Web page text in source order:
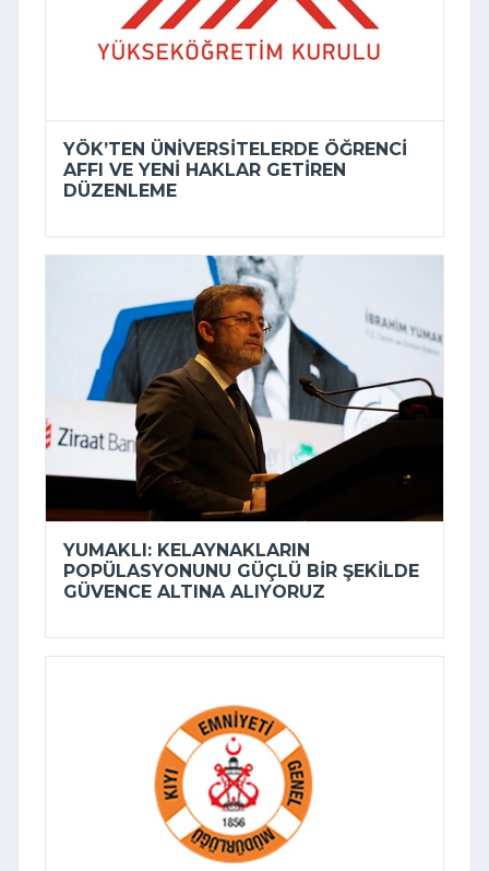
YÖK’TEN ÜNIVERSITELERDE ÖĞRENCI
AFFI VE YENI HAKLAR GETIREN
DÜZENLEME
YUMAKLI: KELAYNAKLARIN
POPÜLASYONUNU GÜÇLÜ BIR ŞEKILDE
GÜVENCE ALTINA ALIYORUZ